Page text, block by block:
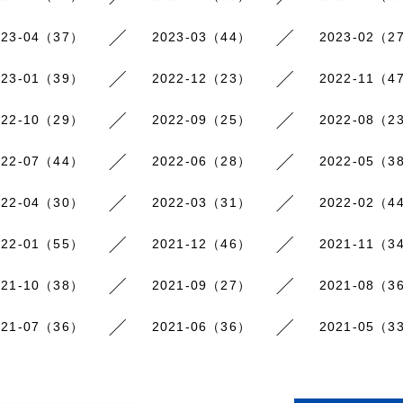
04（37） 2023-03（44） 2023-02（27
01（39） 2022-12（23） 2022-11（47
10（29） 2022-09（25） 2022-08（23
07（44） 2022-06（28） 2022-05（38
04（30） 2022-03（31） 2022-02（44
01（55） 2021-12（46） 2021-11（34
10（38） 2021-09（27） 2021-08（36
07（36） 2021-06（36） 2021-05（33